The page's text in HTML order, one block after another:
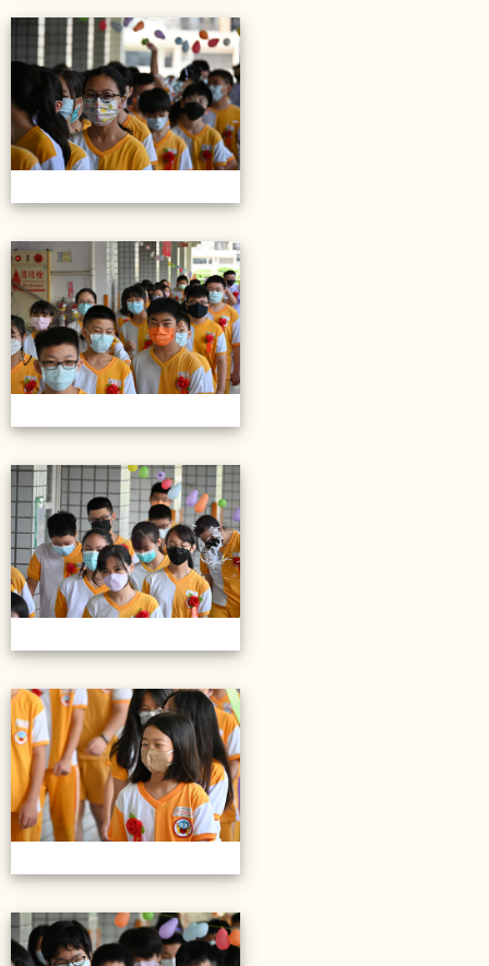
20220614第28屆畢業典禮
20220614第28屆畢業典禮
20220614第28屆畢業典禮
20220614第28屆畢業典禮
20220614第28屆畢業典禮